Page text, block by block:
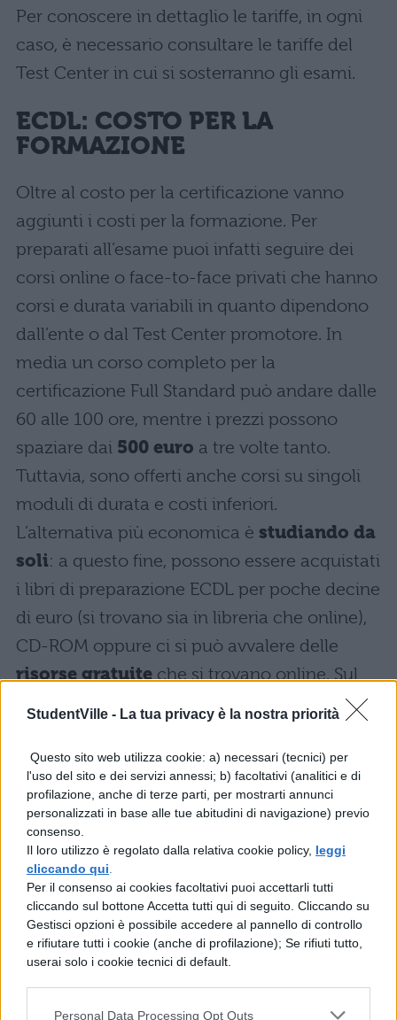
StudentVille - La tua privacy è la nostra priorità
Questo sito web utilizza cookie: a) necessari (tecnici) per
l'uso del sito e dei servizi annessi; b) facoltativi (analitici e di
profilazione, anche di terze parti, per mostrarti annunci
personalizzati in base alle tue abitudini di navigazione) previo
consenso.
Il loro utilizzo è regolato dalla relativa cookie policy, leggi
cliccando qui
Per il consenso ai cookies facoltativi puoi accettarli tutti
cliccando sul bottone Accetta tutti qui di seguito. Cliccando su
Gestisci opzioni è possibile accedere al pannello di controllo
e rifiutare tutti i cookie (anche di profilazione); Se rifiuti tutto,
userai solo i cookie tecnici di default.
Personal Data Processing Opt Outs
Per conoscere in dettaglio le tariffe, in ogni
caso, è necessario consultare le tariffe del
Test Center in cui si sosterranno gli esami.
ECDL: COSTO PER LA
FORMAZIONE
Oltre al costo per la certificazione vanno
aggiunti i costi per la formazione. Per
preparati all’esame puoi infatti seguire dei
corsi online o face-to-face privati che hanno
corsi e durata variabili in quanto dipendono
dall’ente o dal Test Center promotore. In
media un corso completo per la
certificazione Full Standard può andare dalle
60 alle 100 ore, mentre i prezzi possono
spaziare dai 500 euro a tre volte tanto.
Tuttavia, sono offerti anche corsi su singoli
moduli di durata e costi inferiori.
L’alternativa più economica è studiando da
soli: a questo fine, possono essere acquistati
i libri di preparazione ECDL per poche decine
di euro (si trovano sia in libreria che online),
CD-ROM oppure ci si può avvalere delle
risorse gratuiteche si trovano online. Sul
www.ecdl.it/preparati-all-esame
, ad
consigliate da AICA per la certificazione
ECDL Expert con relative simulazioni. In
alternativa, chi ha una Skills Card Nuova
ECDL può consultare gratuitamente il
materiale didattico di tutti gli esami sul sito
www.micertificoecdl.it, dopo avere ottenuto
i relativi codici di attivazione, indispensabili,
dai Test Center autorizzati contestualmente
all’acquisto di ogni esame.